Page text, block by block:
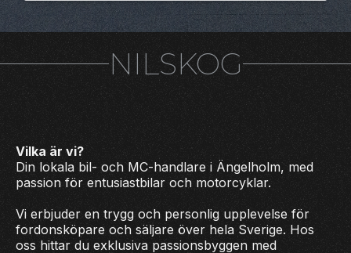
NILSKOG
Vilka är vi?
Din lokala bil- och MC-handlare i Ängelholm, med
passion för entusiastbilar och motorcyklar.
Vi erbjuder en trygg och personlig upplevelse för
fordonsköpare och säljare över hela Sverige. Hos
oss hittar du exklusiva passionsbyggen med